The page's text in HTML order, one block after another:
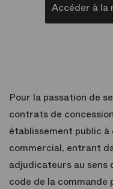
Accéder à la
Pour la passation de
contrats de
établissement public
commercial, entrant
adjudicateurs au sens
code de la commande